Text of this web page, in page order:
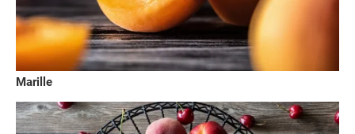
Marille